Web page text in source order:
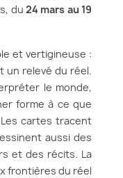
du 24 mars au 19
et vertigineuse :
un relevé du réel.
le monde,
forme à ce que
cartes tracent
aussi des
et des récits. La
frontières du réel